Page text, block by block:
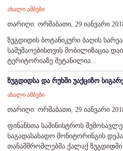
ახალი ამბები
თარიღი: ორშაბათი, 29 იანვარი
ზუგდიდის ბოტანიკური ბაღის
სამუშაოებისთვის მობილიზაცია
ტერიტორიაზე შეტანილია...
ზუგდიდსა და რუხში უაქციზო
ახალი ამბები
თარიღი: ორშაბათი, 29 იანვარი
ფინანსთა სამინისტროს
საგადასახადო მონიტორინგის
თანამშრომლებმა ქალაქ